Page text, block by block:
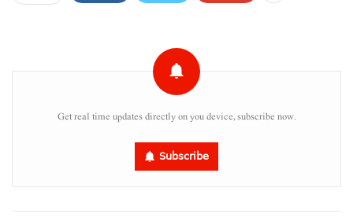
Get real time updates directly on you device, subscribe now.
Subscribe